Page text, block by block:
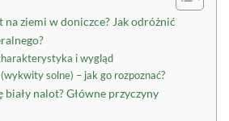
na ziemi w doniczce? Jak odróżnić
i wygląd
solne) – jak go rozpoznać?
biały nalot? Główne przyczyny